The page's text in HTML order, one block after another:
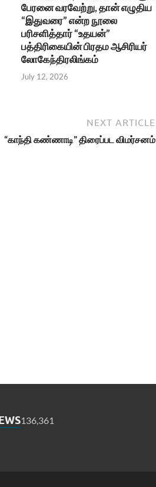
பேரனை வரவேற்று, தான் எழுதிய
“இதுவரை” என்ற நூலை
பரிசளித்தார் “உதயன்”
பத்திரிகையின் பிரதம ஆசிரியர்
லோகேந்திரலிங்கம்
July 12, 2026
NEXT ARTICLE
“காந்தி கண்ணாடி” திரைப்பட விமர்சனம்
136,361